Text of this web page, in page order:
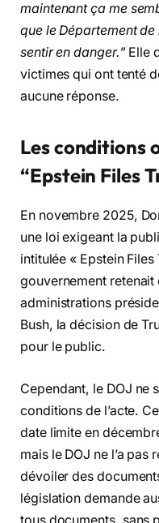
maintenant ça me
que le Département
sentir en danger.” Elle
victimes qui ont tenté
aucune réponse.
Les conditions
“Epstein Files
En novembre 2025,
une loi exigeant la
intitulée « Epstein
gouvernement
administrations
Bush, la décision de
pour le public.
Cependant, le DOJ ne
conditions de l’acte.
date limite en
mais le DOJ ne l’a pas
dévoiler des
législation demande